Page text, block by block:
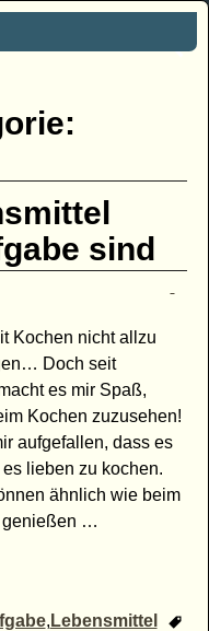
sind
Kochen nicht allzu
Doch seit
es mir Spaß,
Kochen zuzusehen!
aufgefallen, dass es
lieben zu kochen.
ähnlich wie beim
…
, Lebensmittel